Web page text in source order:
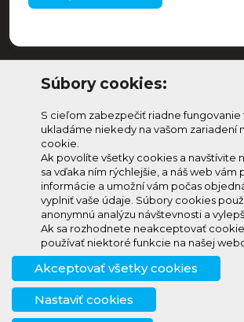
info@knh.sk
+421 903
294 997
Prihlásenie
Zmeniť
nastavenie
cookies
Prihlás
dostávaj
Súbory cookies:
S cieľom zabezpečiť riadne
ukladáme niekedy na vašom zariadení
cookie.
Ak povolíte všetky cookies a navštívite
sa vďaka ním rýchlejšie, a náš web
informácie a umožní vám počas
vyplniť vaše údaje. Súbory cookies
anonymnú analýzu návštevnosti a
Ak sa rozhodnete neakceptovať
používať niektoré funkcie na našej
Akceptovať všetky cookies
Nastaviť cookies